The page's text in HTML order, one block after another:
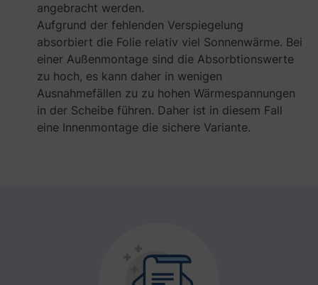
angebracht werden.
Aufgrund der fehlenden Verspiegelung
absorbiert die Folie relativ viel Sonnenwärme. Bei
einer Außenmontage sind die Absorbtionswerte
zu hoch, es kann daher in wenigen
Ausnahmefällen zu zu hohen Wärmespannungen
in der Scheibe führen. Daher ist in diesem Fall
eine Innenmontage die sichere Variante.